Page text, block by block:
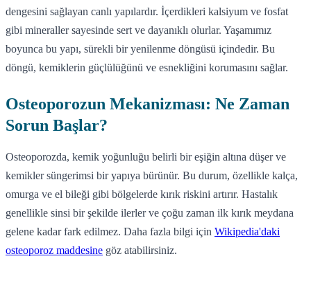
dengesini sağlayan canlı yapılardır. İçerdikleri kalsiyum ve fosfat
gibi mineraller sayesinde sert ve dayanıklı olurlar. Yaşamımız
boyunca bu yapı, sürekli bir yenilenme döngüsü içindedir. Bu
döngü, kemiklerin güçlülüğünü ve esnekliğini korumasını sağlar.
Osteoporozun Mekanizması: Ne Zaman
Sorun Başlar?
Osteoporozda, kemik yoğunluğu belirli bir eşiğin altına düşer ve
kemikler süngerimsi bir yapıya bürünür. Bu durum, özellikle kalça,
omurga ve el bileği gibi bölgelerde kırık riskini artırır. Hastalık
genellikle sinsi bir şekilde ilerler ve çoğu zaman ilk kırık meydana
gelene kadar fark edilmez. Daha fazla bilgi için Wikipedia'daki
osteoporoz maddesine göz atabilirsiniz.